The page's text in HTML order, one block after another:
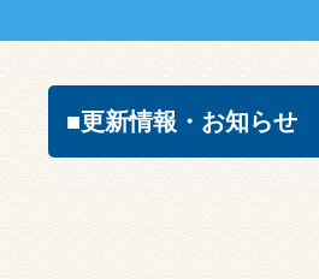
■更新情報・お知らせ